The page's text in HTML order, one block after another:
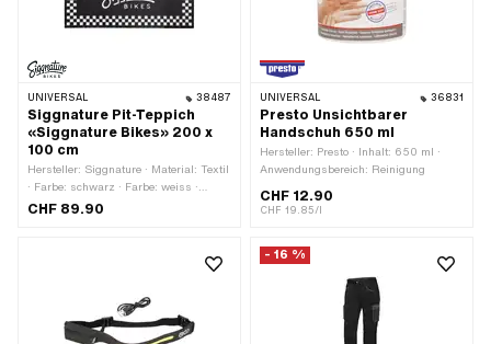
UNIVERSAL 38487
Siggnature Pit-Teppich
«Siggnature Bikes» 200 x
100 cm
Hersteller: Siggnature · Material: Textil
· Farbe: schwarz · Farbe: weiss ·
Breite: 1000 mm · Gesamtlänge:
CHF 89.90
UNIVERSAL 36831
Presto Unsichtbarer
Handschuh 650 ml
Hersteller: Presto · Inhalt: 650 ml ·
Anwendungsbereich: Reinigung
CHF 12.90
CHF 19.85/l
- 16 %